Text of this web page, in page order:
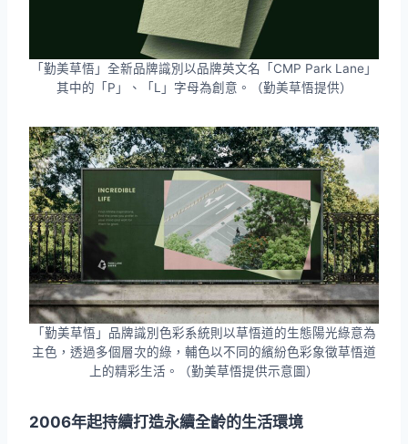
「勤美草悟」全新品牌識別以品牌英文名「CMP Park Lane」
其中的「P」、「L」字母為創意。（勤美草悟提供）
「勤美草悟」品牌識別色彩系統則以草悟道的生態陽光綠意為
主色，透過多個層次的綠，輔色以不同的繽紛色彩象徵草悟道
上的精彩生活。（勤美草悟提供示意圖）
2006年起持續打造永續全齡的生活環境